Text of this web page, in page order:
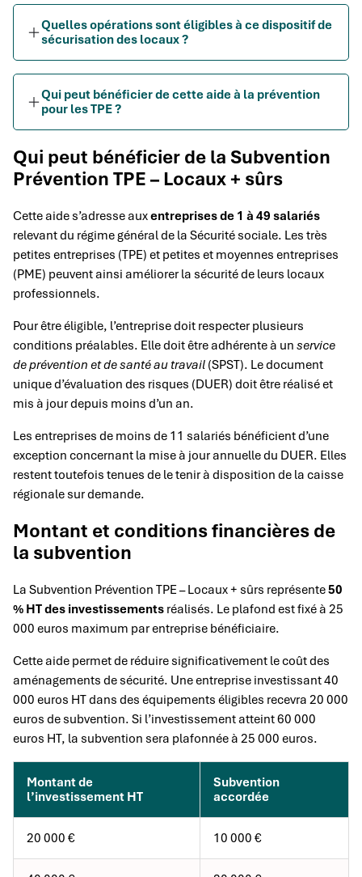
Quelles opérations sont éligibles à ce dispositif de
sécurisation des locaux ?
Qui peut bénéficier de cette aide à la prévention
pour les TPE ?
Qui peut bénéficier de la Subvention
Prévention TPE – Locaux + sûrs
Cette aide s’adresse auxentreprises de 1 à 49 salariés
relevant du régime général de la Sécurité sociale. Les très
petites entreprises (TPE) et petites et moyennes entreprises
(PME) peuvent ainsi améliorer la sécurité de leurs locaux
professionnels.
Pour être éligible, l’entreprise doit respecter plusieurs
conditions préalables. Elle doit être adhérente à un service
de prévention et de santé au travail (SPST). Le document
unique d’évaluation des risques (DUER) doit être réalisé et
mis à jour depuis moins d’un an.
Les entreprises de moins de 11 salariés bénéficient d’une
exception concernant la mise à jour annuelle du DUER. Elles
restent toutefois tenues de le tenir à disposition de la caisse
régionale sur demande.
Montant et conditions financières de
la subvention
La Subvention Prévention TPE – Locaux + sûrs représente50
% HT des investissements réalisés. Le plafond est fixé à 25
000 euros maximum par entreprise bénéficiaire.
Cette aide permet de réduire significativement le coût des
aménagements de sécurité. Une entreprise investissant 40
000 euros HT dans des équipements éligibles recevra 20 000
euros de subvention. Si l’investissement atteint 60 000
euros HT, la subvention sera plafonnée à 25 000 euros.
Montant de
l’investissement HT
Subvention
accordée
20 000 € 10 000 €